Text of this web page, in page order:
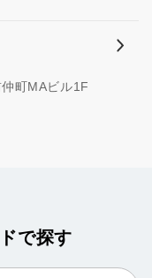
町MAビル1F
で探す